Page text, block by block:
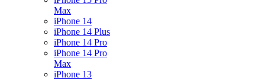
Max
iPhone 14
iPhone 14 Plus
iPhone 14 Pro
iPhone 14 Pro
Max
iPhone 13